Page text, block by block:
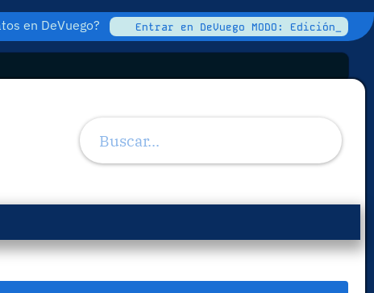
en DeVuego? Entrar en DeVuego MODO: Edición_